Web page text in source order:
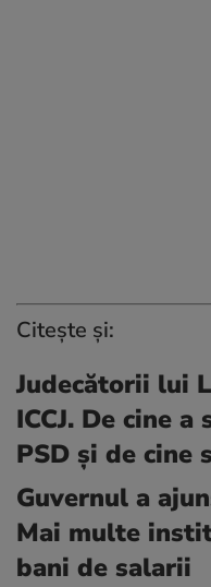
Citește și:
Judecătorii lui
ICCJ. De cine
PSD și de cine
Guvernul a
Mai multe
bani de salarii